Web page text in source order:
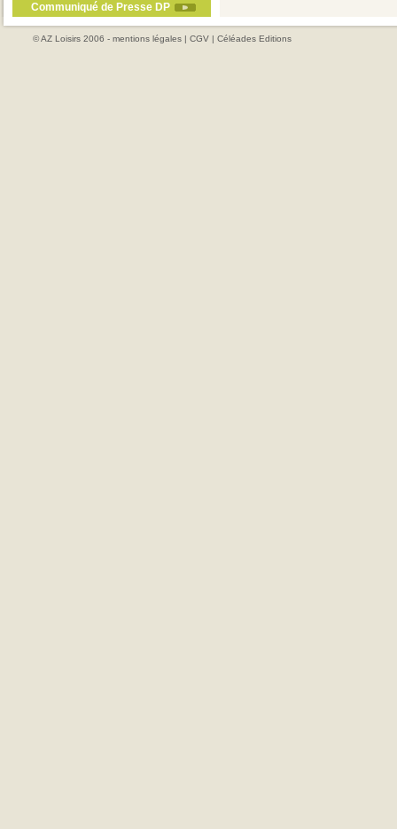
Communiqué de Presse DP
© AZ Loisirs 2006 - mentions légales | CGV | Céléades Editions